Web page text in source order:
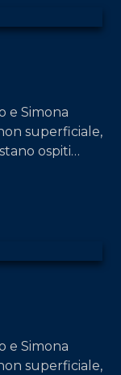
e Simona
superficiale,
ospiti
e Simona
superficiale,